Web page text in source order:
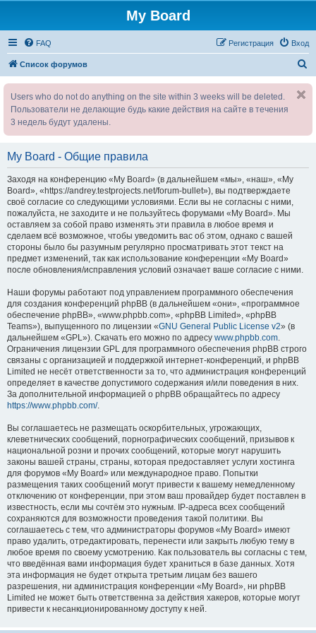
My Board
FAQ Вход
Регистрация
Список форумов
Users who do not do anything on the site within 3 weeks will be deleted.
Пользователи не делающие будь какие действия на сайте в течения
3 недель будут удалены.
My Board - Общие правила
Заходя на конференцию «My Board» (в дальнейшем «мы», «наш», «My
Board», «https://andrey.testprojects.net/forum-bullet»), вы подтверждаете
своё согласие со следующими условиями. Если вы не согласны с ними,
пожалуйста, не заходите и не пользуйтесь форумами «My Board». Мы
оставляем за собой право изменять эти правила в любое время и
сделаем всё возможное, чтобы уведомить вас об этом, однако с вашей
стороны было бы разумным регулярно просматривать этот текст на
предмет изменений, так как использование конференции «My Board»
после обновления/исправления условий означает ваше согласие с ними.
Наши форумы работают под управлением программного обеспечения
для создания конференций phpBB (в дальнейшем «они», «программное
обеспечение phpBB», «www.phpbb.com», «phpBB Limited», «phpBB
Teams»), выпущенного по лицензии «GNU General Public License v2» (в
дальнейшем «GPL»). Скачать его можно по адресу www.phpbb.com.
Ограничения лицензии GPL для программного обеспечения phpBB строго
связаны с организацией и поддержкой интернет-конференций, и phpBB
Limited не несёт ответственности за то, что администрация конференций
определяет в качестве допустимого содержания и/или поведения в них.
За дополнительной информацией о phpBB обращайтесь по адресу
https://www.phpbb.com/.
Вы соглашаетесь не размещать оскорбительных, угрожающих,
клеветнических сообщений, порнографических сообщений, призывов к
национальной розни и прочих сообщений, которые могут нарушить
законы вашей страны, страны, которая предоставляет услуги хостинга
для форумов «My Board» или международное право. Попытки
размещения таких сообщений могут привести к вашему немедленному
отключению от конференции, при этом ваш провайдер будет поставлен в
известность, если мы сочтём это нужным. IP-адреса всех сообщений
сохраняются для возможности проведения такой политики. Вы
соглашаетесь с тем, что администраторы форумов «My Board» имеют
право удалить, отредактировать, перенести или закрыть любую тему в
любое время по своему усмотрению. Как пользователь вы согласны с тем,
что введённая вами информация будет храниться в базе данных. Хотя
эта информация не будет открыта третьим лицам без вашего
разрешения, ни администрация конференции «My Board», ни phpBB
Limited не может быть ответственна за действия хакеров, которые могут
привести к несанкционированному доступу к ней.